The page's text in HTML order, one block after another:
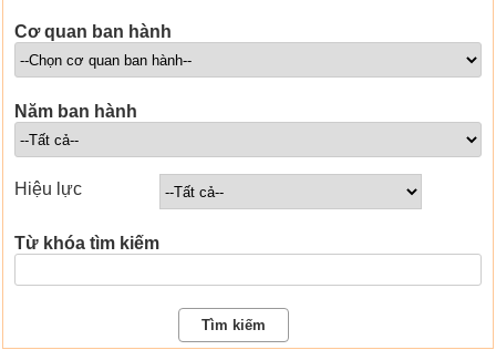
Cơ quan ban hành
Năm ban hành
Hiệu lực
Từ khóa tìm kiếm